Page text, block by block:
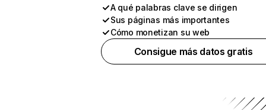
A qué palabras clave se dirigen
Sus páginas más importantes
Cómo monetizan su web
Consigue más datos gratis